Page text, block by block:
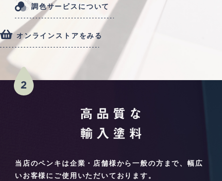
調色サービスについて
オンラインストアをみる
当店のペンキは企業・店舗様から一般の方まで、幅広
いお客様にご使用いただいております。